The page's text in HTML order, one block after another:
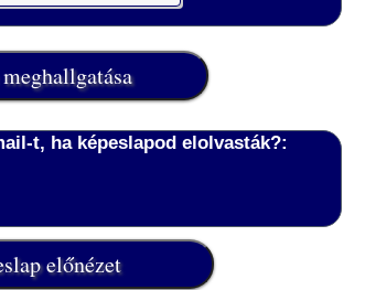
t, ha képeslapod elolvasták?: